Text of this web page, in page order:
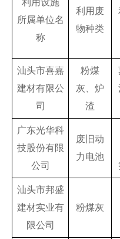
所属单位名
称
利用废
物种类
汕头市喜嘉
建材有限公
司
粉煤
灰、炉
渣
广东光华科
技股份有限
公司
废旧动
力电池
汕头市邦盛
建材实业有
限公司
粉煤灰